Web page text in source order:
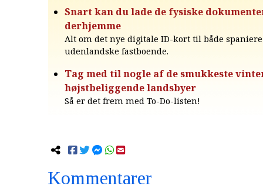
Snart kan du lade de fysiske
derhjemme
Alt om det nye digitale ID-kort til både spaniere
udenlandske fastboende.
Tag med til nogle af de smukkeste
højstbeliggende landsbyer
Så er det frem med To-Do-listen!
Kommentarer